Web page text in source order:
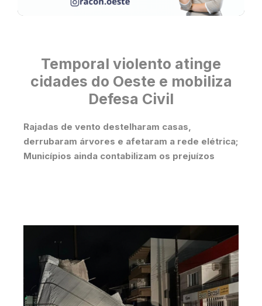
Temporal violento atinge
cidades do Oeste e mobiliza
Defesa Civil
Rajadas de vento destelharam casas,
derrubaram árvores e afetaram a rede elétrica;
Municípios ainda contabilizam os prejuízos